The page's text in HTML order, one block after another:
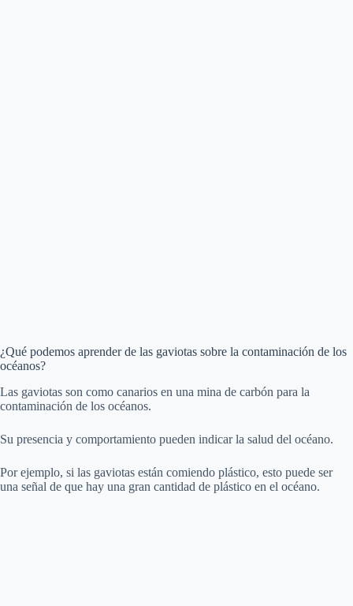
¿Qué podemos aprender de las gaviotas sobre la contaminación de los
océanos?
Las gaviotas son como canarios en una mina de carbón para la
contaminación de los océanos.
Su presencia y comportamiento pueden indicar la salud del océano.
Por ejemplo, si las gaviotas están comiendo plástico, esto puede ser
una señal de que hay una gran cantidad de plástico en el océano.